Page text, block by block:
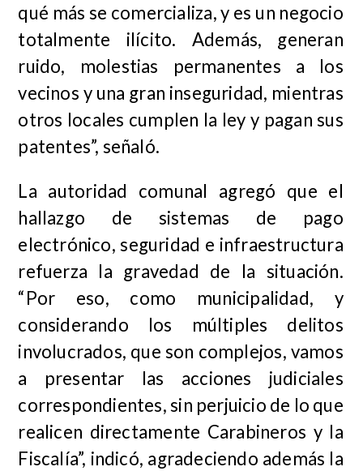
qué más se comercializa, y es un negocio
totalmente ilícito. Además, generan
ruido, molestias permanentes a los
vecinos y una gran inseguridad, mientras
otros locales cumplen la ley y pagan sus
patentes”, señaló.
La autoridad comunal agregó que el
hallazgo de sistemas de pago
electrónico, seguridad e infraestructura
refuerza la gravedad de la situación.
“Por eso, como municipalidad, y
considerando los múltiples delitos
involucrados, que son complejos, vamos
a presentar las acciones judiciales
correspondientes, sin perjuicio de lo que
realicen directamente Carabineros y la
Fiscalía”, indicó, agradeciendo además la